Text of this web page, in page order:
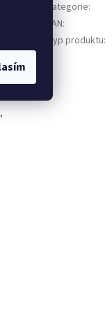
Kategorie:
EAN:
Typ produktu: